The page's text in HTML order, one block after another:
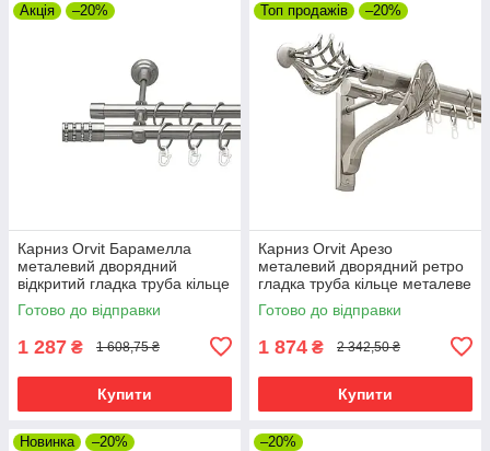
Акція –20%
Карниз Orvit Барамелла
металевий дворядний
відкритий гладка труба кільце
металеве Нержавіюча Сталь
19\19 мм 300 см (00-
Готово до відправки
1 287 ₴ 1 608,75 ₴
Купити
Топ продажів –20%
Карниз Orvit Арезо
металевий дворядний ретро
гладка труба кільце металеве
Нержавіюча Сталь 25\19 мм
300 см (00-00021582)
Готово до відправки
1 874 ₴ 2 342,50 ₴
Купити
Новинка –20% –20%